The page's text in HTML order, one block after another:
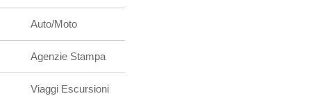
Auto/Moto
Agenzie Stampa
Viaggi Escursioni